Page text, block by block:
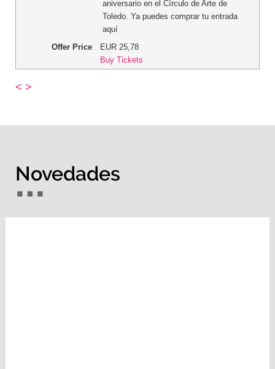
aniversario en el Círculo de Arte de
Toledo. Ya puedes comprar tu entrada
aquí
Offer Price
EUR 25,78
Buy Tickets
< >
Novedades